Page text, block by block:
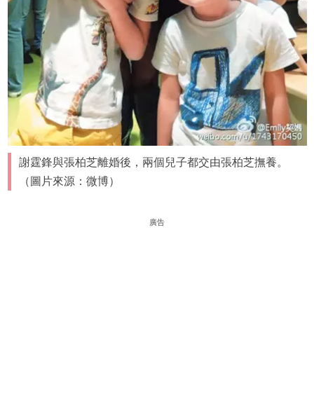
謝霆鋒與張柏芝離婚後，兩個兒子都交由張柏芝撫養。
（圖片來源：微博）
廣告